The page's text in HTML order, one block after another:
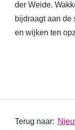
der Weide.
bijdraagt aan de
en wijken ten
Terug naar: